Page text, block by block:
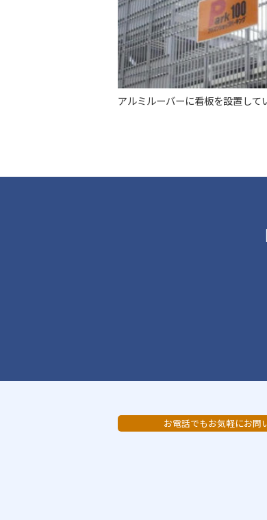
アルミルーバーに看板を設置して
お電話でもお気軽にお問